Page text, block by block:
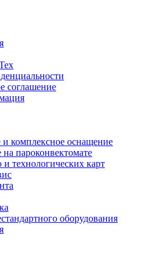
соглашение
комплексное оснащение
пароконвектомате
технологических карт
оборудования